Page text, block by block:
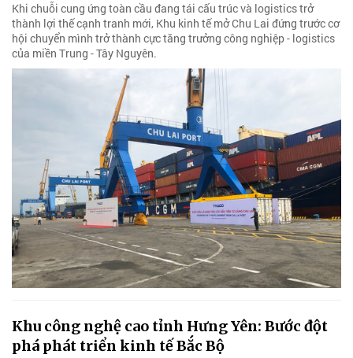
Khi chuỗi cung ứng toàn cầu đang tái cấu trúc và logistics trở
thành lợi thế cạnh tranh mới, Khu kinh tế mở Chu Lai đứng trước cơ
hội chuyển mình trở thành cực tăng trưởng công nghiệp - logistics
của miền Trung - Tây Nguyên.
Khu công nghệ cao tỉnh Hưng Yên: Bước đột
phá phát triển kinh tế Bắc Bộ